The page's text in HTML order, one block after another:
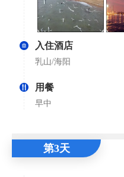
入住酒店
乳山/海阳
用餐
早中
第3天